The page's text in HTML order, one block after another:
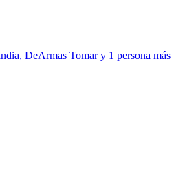
, DeArmas Tomary 1 persona más